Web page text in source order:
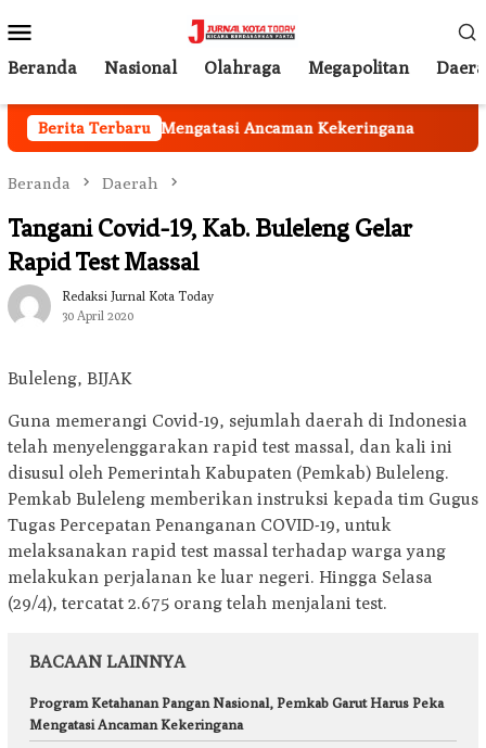
ke
kontenMobile
Beranda Nasional Olahraga Megapolitan
Berita Terbaru
Harus Peka Mengatasi Ancaman Kekeringana
Beranda Daerah
Tangani Covid-19, Kab. Buleleng Gelar
Rapid Test Massal
Redaksi Jurnal Kota Today
30 April 2020
Buleleng, BIJAK
Guna memerangi Covid-19, sejumlah daerah di Indonesia
telah menyelenggarakan rapid test massal, dan kali ini
disusul oleh Pemerintah Kabupaten (Pemkab) Buleleng.
Pemkab Buleleng memberikan instruksi kepada tim Gugus
Tugas Percepatan Penanganan COVID-19, untuk
melaksanakan rapid test massal terhadap warga yang
melakukan perjalanan ke luar negeri. Hingga Selasa
(29/4), tercatat 2.675 orang telah menjalani test.
BACAAN LAINNYA
Program Ketahanan Pangan Nasional, Pemkab Garut Harus Peka
Mengatasi Ancaman Kekeringana